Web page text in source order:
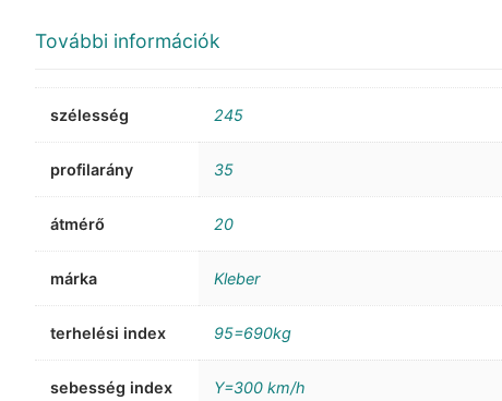
További információk
szélesség 245
profilarány 35
átmérő 20
márka Kleber
terhelési index 95=690kg
sebesség index Y=300 km/h